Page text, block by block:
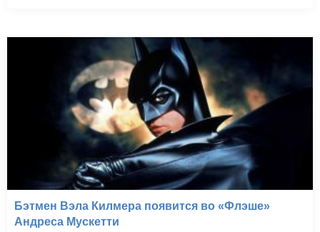
Бэтмен Вэла Килмера появится во «Флэше»
Андреса Мускетти